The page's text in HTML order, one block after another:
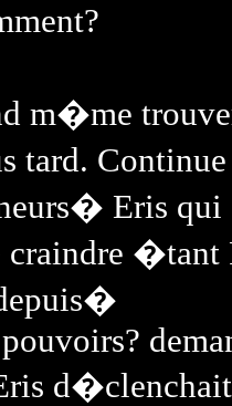
m�me
tard.
Eris
�tant